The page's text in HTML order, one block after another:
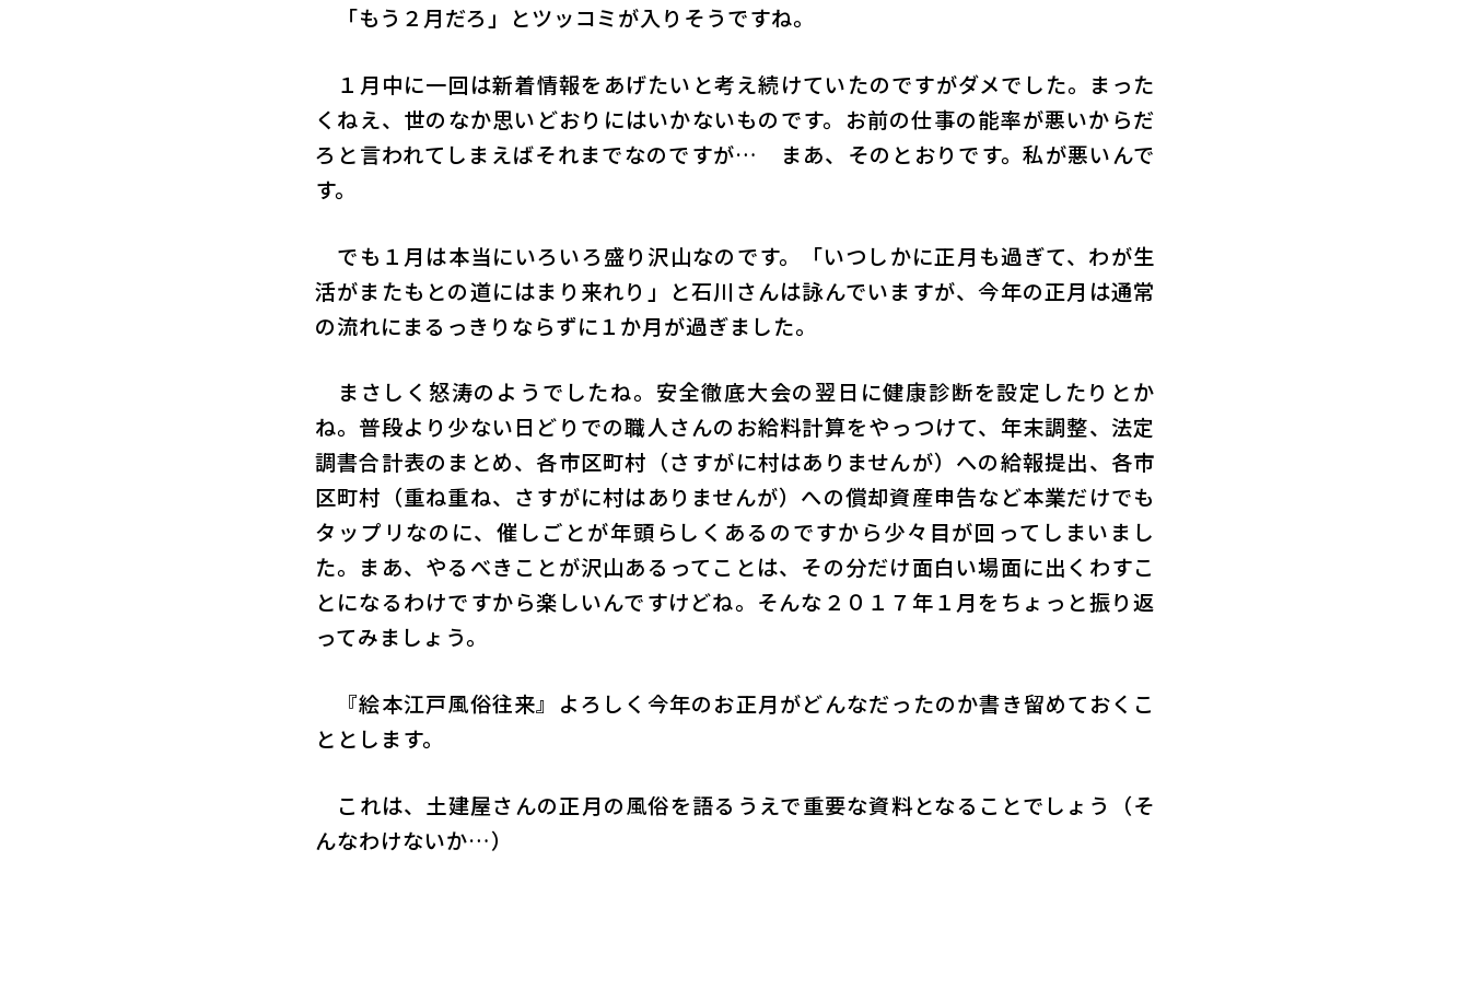
「もう２月だろ」とツッコミが入りそうですね。
１月中に一回は新着情報をあげたいと考え続けていたのですがダメでした。まった
くねえ、世のなか思いどおりにはいかないものです。お前の仕事の能率が悪いからだ
ろと言われてしまえばそれまでなのですが… まあ、そのとおりです。私が悪いんで
す。
でも１月は本当にいろいろ盛り沢山なのです。「いつしかに正月も過ぎて、わが生
活がまたもとの道にはまり来れり」と石川さんは詠んでいますが、今年の正月は通常
の流れにまるっきりならずに１か月が過ぎました。
まさしく怒涛のようでしたね。安全徹底大会の翌日に健康診断を設定したりとか
ね。普段より少ない日どりでの職人さんのお給料計算をやっつけて、年末調整、法定
調書合計表のまとめ、各市区町村（さすがに村はありませんが）への給報提出、各市
区町村（重ね重ね、さすがに村はありませんが）への償却資産申告など本業だけでも
タップリなのに、催しごとが年頭らしくあるのですから少々目が回ってしまいまし
た。まあ、やるべきことが沢山あるってことは、その分だけ面白い場面に出くわすこ
とになるわけですから楽しいんですけどね。そんな２０１７年１月をちょっと振り返
ってみましょう。
『絵本江戸風俗往来』よろしく今年のお正月がどんなだったのか書き留めておくこ
ととします。
これは、土建屋さんの正月の風俗を語るうえで重要な資料となることでしょう（そ
んなわけないか…）